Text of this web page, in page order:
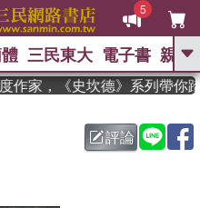
5
GO
父親節 、 如果歷
暑期推薦 、 國際布克
迷走神經
三民東大 電子書 親子
家，《史坎德》系列帶你踏
評論